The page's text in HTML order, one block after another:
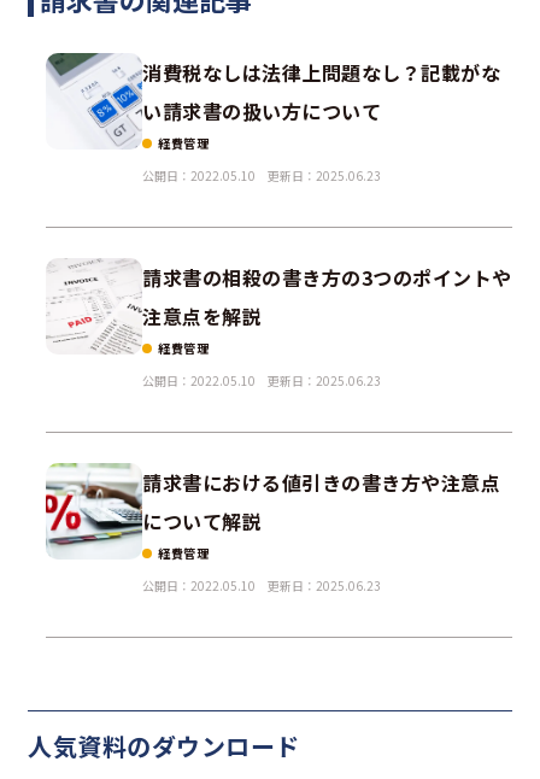
消費税なしは法律上問題なし？記載がな
い請求書の扱い方について
経費管理
公開日：2022.05.10
更新日：2025.06.23
請求書の相殺の書き方の3つのポイントや
注意点を解説
経費管理
公開日：2022.05.10
更新日：2025.06.23
請求書における値引きの書き方や注意点
について解説
経費管理
公開日：2022.05.10
更新日：2025.06.23
人気資料のダウンロード